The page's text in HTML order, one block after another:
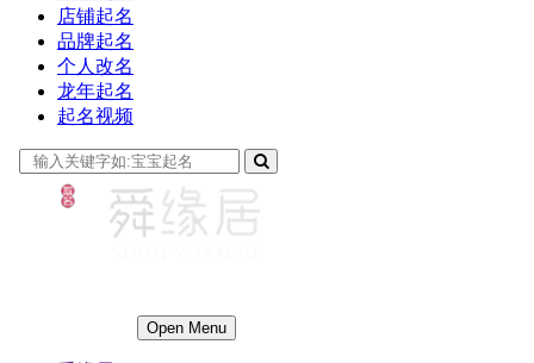
店铺起名
品牌起名
个人改名
龙年起名
起名视频
Open Menu